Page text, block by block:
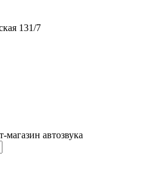
131/7
автозвука